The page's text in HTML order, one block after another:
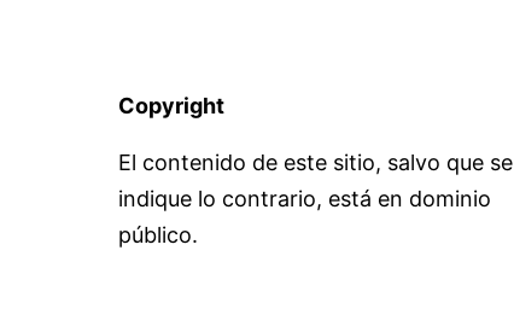
Copyright
El contenido de este sitio, salvo que se
indique lo contrario, está en dominio
público.